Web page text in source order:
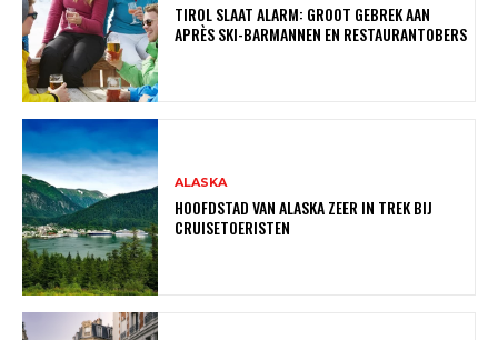
TIROL SLAAT ALARM: GROOT GEBREK AAN
APRÈS SKI-BARMANNEN EN RESTAURANTOBERS
ALASKA
HOOFDSTAD VAN ALASKA ZEER IN TREK BIJ
CRUISETOERISTEN